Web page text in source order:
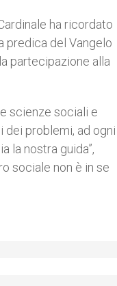
ha ricordato
predica del Vangelo
partecipazione alla
scienze sociali e
dei problemi, ad ogni
la nostra guida”,
sociale non è in se